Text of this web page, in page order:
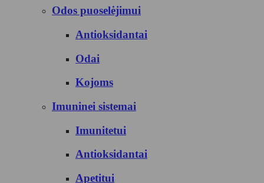
Odos puoselėjimui
Antioksidantai
Odai
Kojoms
Imuninei sistemai
Imunitetui
Antioksidantai
Apetitui